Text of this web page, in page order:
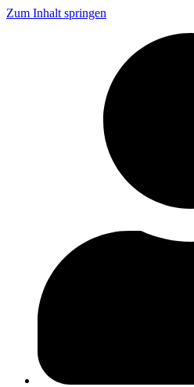
Zum Inhalt springen